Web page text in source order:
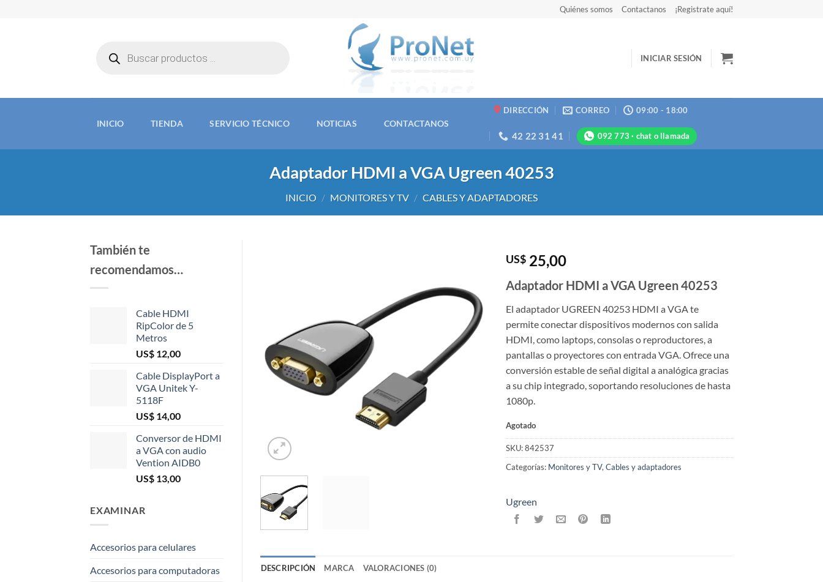
Quiénes somos Contactanos ¡Registrate aquí!
productos
INICIAR SESIÓN
INICIO TIENDA SERVICIO TÉCNICO NOTICIAS CONTACTANOS
DIRECCIÓN CORREO 09:00 - 18:00
42 22 31 41 092 773 · chat o llamada
Adaptador HDMI a VGA Ugreen 40253
INICIO / MONITORES Y TV / CABLES Y ADAPTADORES
También te
recomendamos…
Cable HDMI
RipColor de 5
Metros
US$ 12,00
Cable DisplayPort a
VGA Unitek Y-
5118F
US$ 14,00
Conversor de HDMI
a VGA con audio
Vention AIDB0
US$ 13,00
EXAMINAR
Accesorios para celulares
Accesorios para computadoras
US$ 25,00
Adaptador HDMI a VGA Ugreen 40253
El adaptador UGREEN 40253 HDMI a VGA te
permite conectar dispositivos modernos con salida
HDMI, como laptops, consolas o reproductores, a
pantallas o proyectores con entrada VGA. Ofrece una
conversión estable de señal digital a analógica gracias
a su chip integrado, soportando resoluciones de hasta
1080p.
Agotado
SKU:842537
Categorías: Monitores y TV,Cables y adaptadores
Ugreen
DESCRIPCIÓN MARCA VALORACIONES (0)